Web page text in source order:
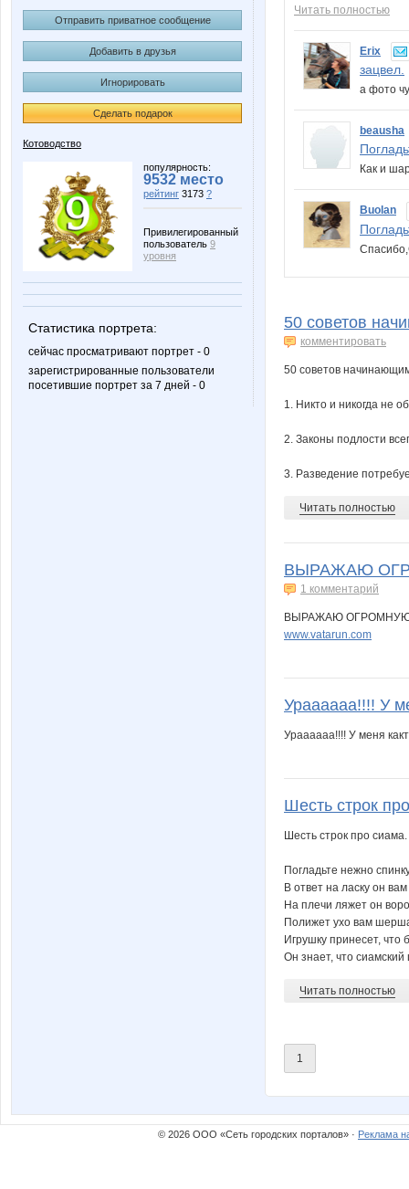
Отправить приватное сообщение
Добавить в друзья
Игнорировать
Сделать подарок
Котоводство
популярность:
9532 место
рейтинг 3173 ?
Привилегированный
пользователь 9
уровня
Статистика портрета:
сейчас просматривают портрет - 0
зарегистрированные пользователи
посетившие портрет за 7 дней - 0
Читать полностью
Erix
зацвел.
а фото
beausha
Как и
Buolan
50 советов
комментировать
50 советов
1. Никто и никогда не
2. Законы подлости
3. Разведение
Читать полностью
ВЫРАЖАЮ
1 комментарий
ВЫРАЖАЮ ОГРОМНУЮ
www.vatarun.com
Ураааааа!!!! У
Ураааааа!!!! У меня
Шесть строк
Шесть строк про сиама.
Погладьте нежно
В ответ на ласку он
На плечи ляжет он
Полижет ухо вам
Игрушку принесет, что
Он знает, что
Читать полностью
1
© 2026 ООО «Сеть городских порталов» · Реклама